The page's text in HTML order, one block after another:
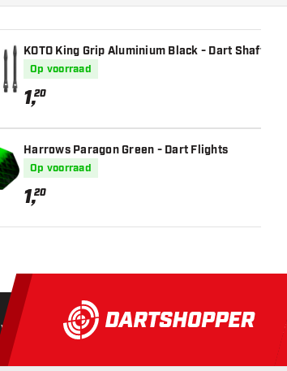
KOTO King Grip Aluminium Black - Dart Shafts
Op voorraad
1,20
Harrows Paragon Green - Dart Flights
Op voorraad
1,20
Voor 22:00 besteld,vandaag verstuurd*